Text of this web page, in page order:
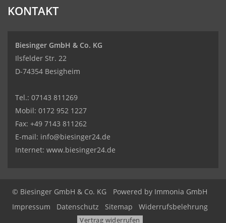
KONTAKT
Biesinger GmbH & Co. KG
Ilsfelder Str. 22
D-74354 Besigheim
Tel.: 07143 811269
Mobil: 0172 952 1227
Fax: +49 7143 811262
E-mail: info@biesinger24.de
Internet: www.biesinger24.de
© Biesinger GmbH & Co. KG Powered by Immonia GmbH
Impressum
Datenschutz Sitemap Widerrufsbelehrung
Vertrag widerrufen